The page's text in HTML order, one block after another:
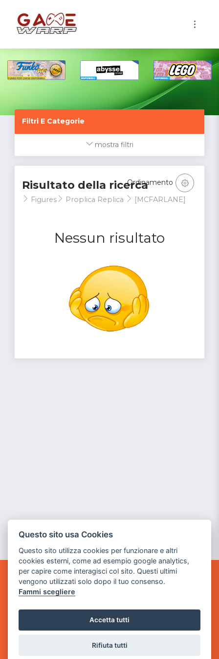
Filtri E Categorie
mostra filtri
Risultato della ricerca
Figures Proplica Replica [MCFARLANE]
Nessun risultato
Ordinamento
GAME WARP
BY POWER GAME SRL
via Villaggio dei Platani, 3
Questo sito usa Cookies
Questo sito utilizza cookies per funzionare e altri
cookies esterni, come ad esempio google analytics,
per capire come interagisci col sito. Questi ultimi
vengono utilizzati solo dopo il tuo consenso.
Fammi scegliere
Accetta tutti
Rifiuta tutti